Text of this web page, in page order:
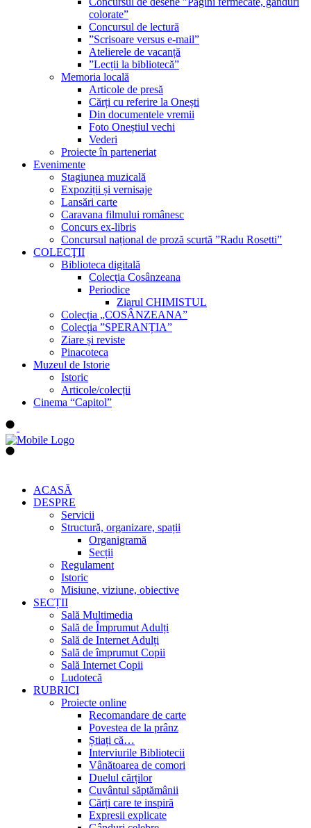
colorate”
Concursul de lectură
”Scrisoare versus e-mail”
Atelierele de vacanță
”Lecții la bibliotecă”
Memoria locală
Articole de presă
Cărți cu referire la Onești
Din documentele vremii
Foto Oneștiul vechi
Vederi
Proiecte în parteneriat
Evenimente
Stagiunea muzicală
Expoziții și vernisaje
Lansări carte
Caravana filmului românesc
Concurs ex-libris
Concursul național de proză scurtă ”Radu Rosetti”
COLECŢII
Biblioteca digitală
Colecţia Cosânzeana
Periodice
Ziarul CHIMISTUL
Colecția „COSÂNZEANA”
Colecția ”SPERANȚIA”
Ziare și reviste
Pinacoteca
Muzeul de Istorie
Istoric
Articole/colecții
Cinema “Capitol”
ACASĂ
DESPRE
Servicii
Structură, organizare, spații
Organigramă
Secții
Regulament
Istoric
Misiune, viziune, obiective
SECȚII
Sală Multimedia
Sală de Împrumut Adulți
Sală de Internet Adulți
Sală de împrumut Copii
Sală Internet Copii
Ludotecă
RUBRICI
Proiecte online
Recomandare de carte
Povestea de la prânz
Știați că…
Interviurile Bibliotecii
Vânătoarea de comori
Duelul cărților
Cuvântul săptămânii
Cărți care te inspiră
Expresii explicate